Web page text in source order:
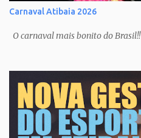
Carnaval Atibaia 2026
O carnaval mais bonito do Brasil!!